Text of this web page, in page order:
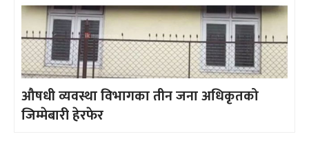
औषधी व्यवस्था विभागका तीन जना अधिकृतको
जिम्मेबारी हेरफेर